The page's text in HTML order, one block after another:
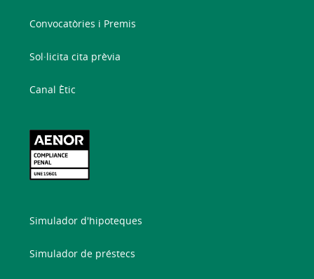
Convocatòries i Premis
Sol·licita cita prèvia
Canal Ètic
Simulador d'hipoteques
Simulador de préstecs